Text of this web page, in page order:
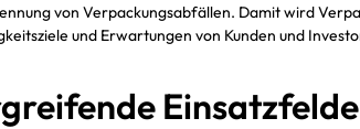
von Verpackungsabfällen. Damit wird
und Erwartungen von Kunden und